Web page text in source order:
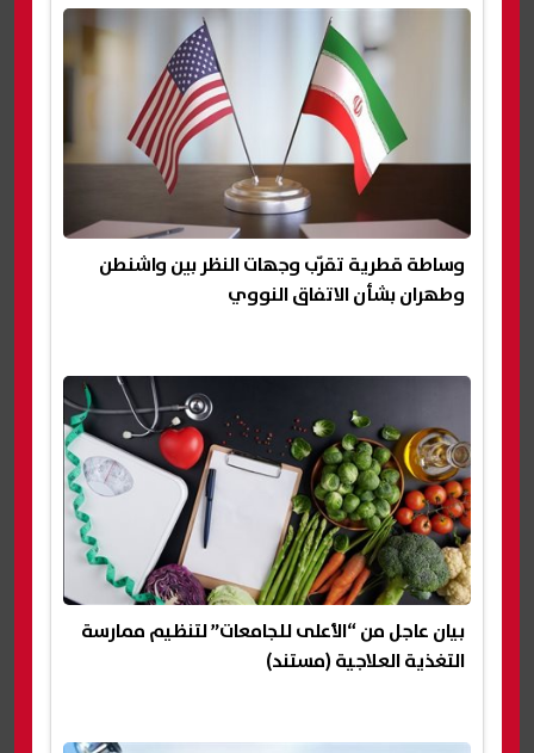
وساطة قطرية تقرّب وجهات النظر بين واشنطن
وطهران بشأن الاتفاق النووي
بيان عاجل من “الأعلى للجامعات” لتنظيم ممارسة
التغذية العلاجية (مستند)